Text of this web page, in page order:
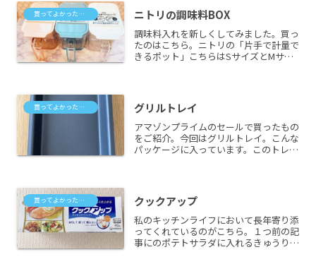
ます。リンクはこちらをど...
買ってよかったもの ニトリの調味料BOX
調味料入れを新しくしてみました。買っ
たのはこちら。ニトリの「片手で計量で
きるポット」こちらはSサイズとMサイ
がわかりやすいかと思って...
買ってよかったもの グリルトレイ
アマゾンプライムのセールで買ったもの
をご紹介。今回はグリルトレイ。こんな
パッケージに入っています。このトレイ
がこびりついてきてしまう...
買ってよかったもの クックアップ
私のキッチンライフにおいて長年寄り添
ってくれているのがこちら。１つ前の記
事にのポテトサラダに入れるきゅうりも